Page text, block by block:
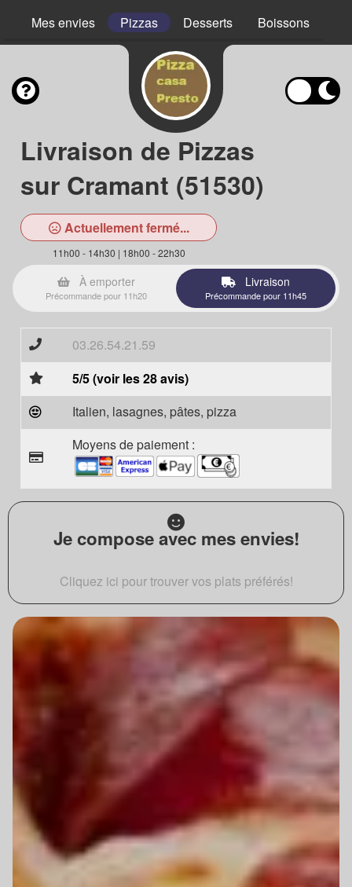
Mes envies Pizzas Desserts Boissons
Livraison de Pizzas
sur Cramant (51530)
Actuellement fermé...
11h00 - 14h30 | 18h00 - 22h30
À emporter
Précommande pour 11h20
Livraison
Précommande pour 11h45
03.26.54.21.59
5/5 (voir les 28 avis)
Italien, lasagnes, pâtes, pizza
Moyens de paiement :
Je compose avec mes envies!
Cliquez ici pour trouver vos plats préférés!